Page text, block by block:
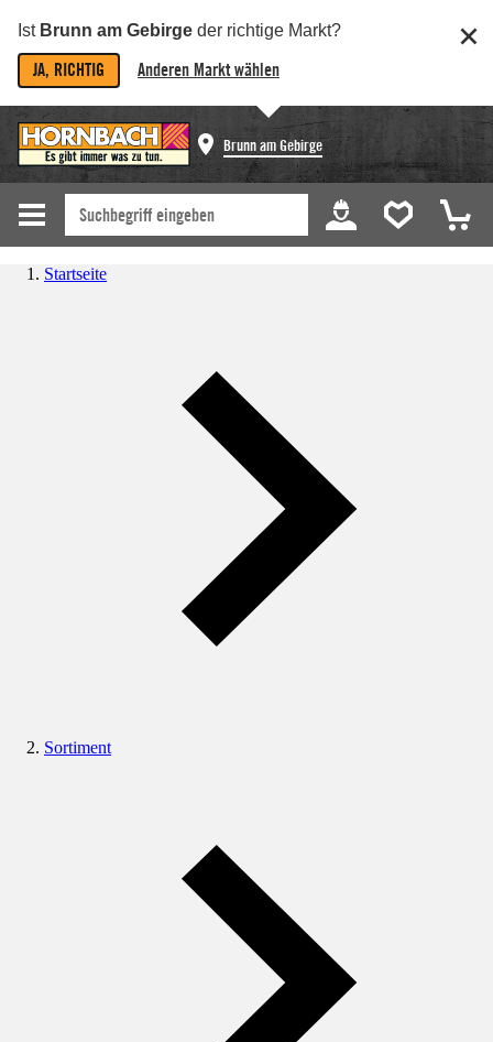
Ist Brunn am Gebirge der richtige Markt?
JA, RICHTIG Anderen Markt wählen
Brunn am Gebirge
Startseite
Sortiment